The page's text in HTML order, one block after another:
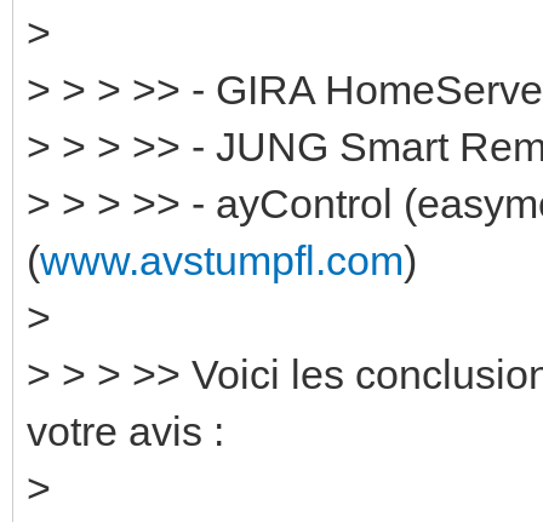
>
> > > >> - GIRA
> > > >> - JUNG Smart
> > > >> - ayControl
(www.avstumpfl.com)
>
> > > >> Voici les
votre avis :
>